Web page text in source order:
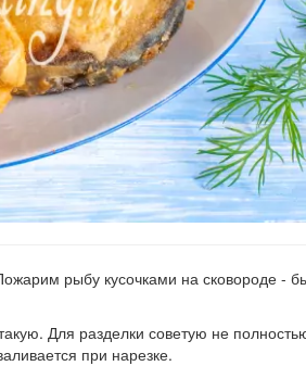
рыбу кусочками на сковороде -
Для разделки советую не
при нарезке.